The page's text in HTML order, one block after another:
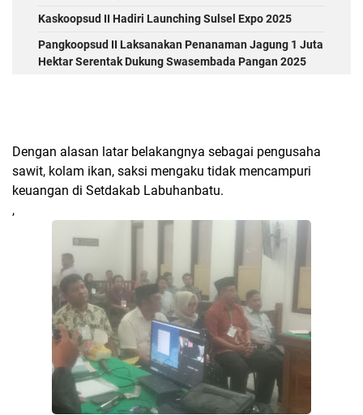
Kaskoopsud II Hadiri Launching Sulsel Expo 2025
Pangkoopsud II Laksanakan Penanaman Jagung 1 Juta
Hektar Serentak Dukung Swasembada Pangan 2025
Dengan alasan latar belakangnya sebagai pengusaha
sawit, kolam ikan, saksi mengaku tidak mencampuri
keuangan di Setdakab Labuhanbatu.
,